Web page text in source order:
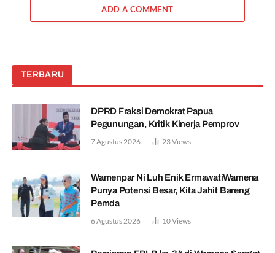
ADD A COMMENT
TERBARU
DPRD Fraksi Demokrat Papua
Pegunungan, Kritik Kinerja Pemprov
7 Agustus 2026 23Views
Wamenpar Ni Luh Enik ErmawatiWamena
Punya Potensi Besar, Kita Jahit Bareng
Pemda
6 Agustus 2026 10Views